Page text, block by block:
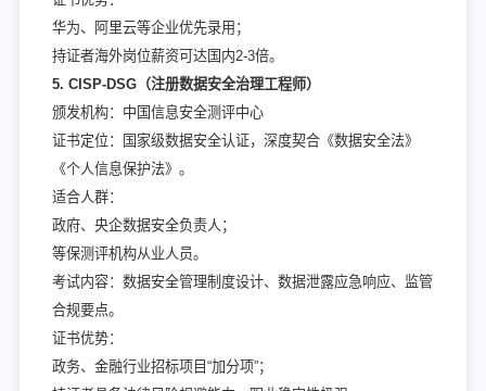
华为、阿里云等企业优先录用；
持证者海外岗位薪资可达国内2-3倍。
5. CISP-DSG（注册数据安全治理工程师）
颁发机构：中国信息安全测评中心
证书定位：国家级数据安全认证，深度契合《数据安全法》
《个人信息保护法》。
适合人群：
政府、央企数据安全负责人；
等保测评机构从业人员。
考试内容：数据安全管理制度设计、数据泄露应急响应、监管
合规要点。
证书优势：
政务、金融行业招标项目“加分项”；